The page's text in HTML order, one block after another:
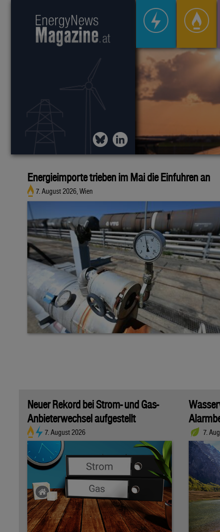
Energieimporte trieben im Mai die Einfuhren an
7. August 2026, Wien
Neuer Rekord bei Strom- und Gas-
Anbieterwechsel aufgestellt
7. August 2026 7.